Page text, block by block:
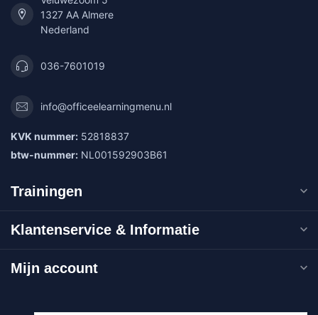
1327 AA Almere
Nederland
036-7601019
info@officeelearningmenu.nl
KVK nummer: 52818837
btw-nummer: NL001592903B61
Trainingen
Klantenservice & Informatie
Mijn account